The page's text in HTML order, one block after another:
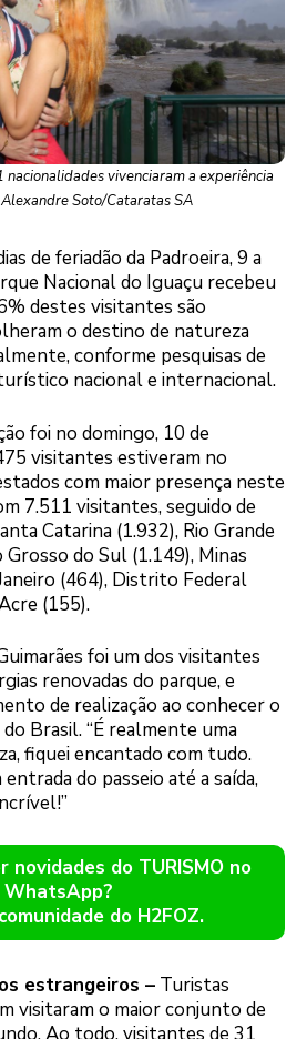
vivenciaram a experiência
Soto/Cataratas SA
de feriadão da Padroeira, 9 a
Nacional do Iguaçu recebeu
destes visitantes são
o destino de natureza
conforme pesquisas de
nacional e internacional.
foi no domingo, 10 de
visitantes estiveram no
com maior presença neste
7.511 visitantes, seguido de
Catarina (1.932), Rio Grande
do Sul (1.149), Minas
(464), Distrito Federal
(155).
foi um dos visitantes
renovadas do parque, e
de realização ao conhecer o
Brasil. “É realmente uma
fiquei encantado com tudo.
do passeio até a saída,
novidades do TURISMO no
WhatsApp?
do H2FOZ.
estrangeiros – Turistas
visitaram o maior conjunto de